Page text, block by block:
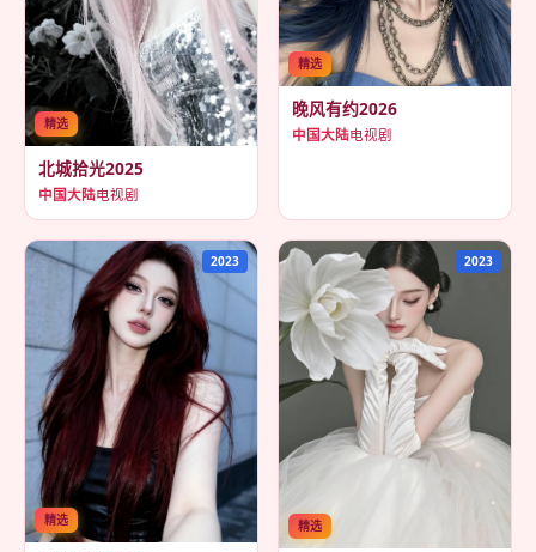
精选
北城拾光2025
中国大陆电视剧
精选
晚风有约2026
中国大陆电视剧
精选
2023
精选
2023